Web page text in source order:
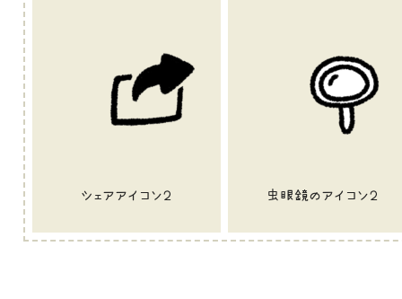
シェアアイコン２ 虫眼鏡のアイコン２